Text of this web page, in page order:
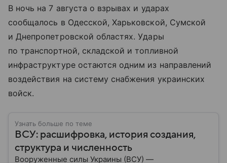
В ночь на 7 августа о взрывах и ударах
сообщалось в Одесской, Харьковской, Сумской
и Днепропетровской областях. Удары
по транспортной, складской и топливной
инфраструктуре остаются одним из направлений
воздействия на систему снабжения украинских
войск.
Узнать больше по теме
ВСУ: расшифровка, история создания,
структура и численность
Вооруженные силы Украины (ВСУ) —